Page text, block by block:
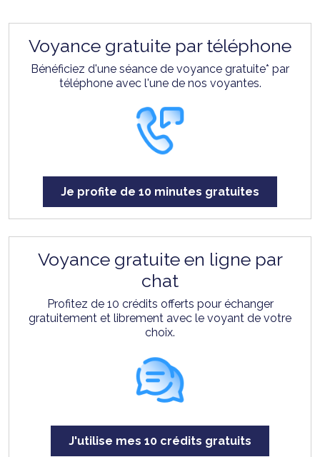
Voyance gratuite par téléphone
Bénéficiez d'une séance de voyance gratuite* par
téléphone avec l'une de nos voyantes.
Je profite de 10 minutes gratuites
Voyance gratuite en ligne par
chat
Profitez de 10 crédits offerts pour échanger
gratuitement et librement avec le voyant de votre
choix.
J'utilise mes 10 crédits gratuits